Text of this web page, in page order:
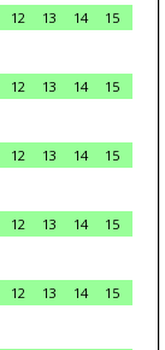
12 13 14
15
12 13 14
15
12 13 14
15
12 13 14
15
12 13 14
15